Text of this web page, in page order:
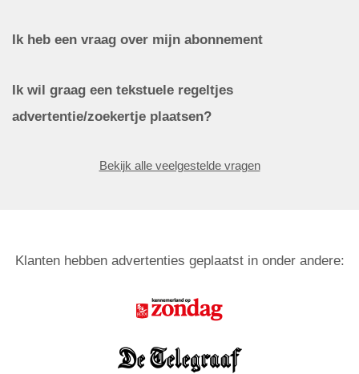
Ik heb een vraag over mijn abonnement
Ik wil graag een tekstuele regeltjes
advertentie/zoekertje plaatsen?
Bekijk alle veelgestelde vragen
Klanten hebben advertenties geplaatst in onder andere: